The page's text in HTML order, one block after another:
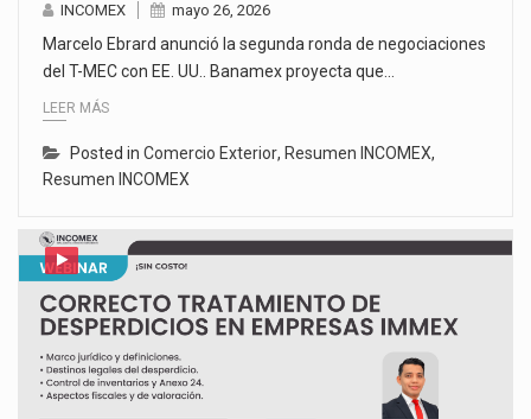
INCOMEX mayo 26, 2026
Marcelo Ebrard anunció la segunda ronda de negociaciones
del T-MEC con EE. UU.. Banamex proyecta que…
LEER MÁS
Posted in Comercio Exterior, Resumen INCOMEX,
Resumen INCOMEX